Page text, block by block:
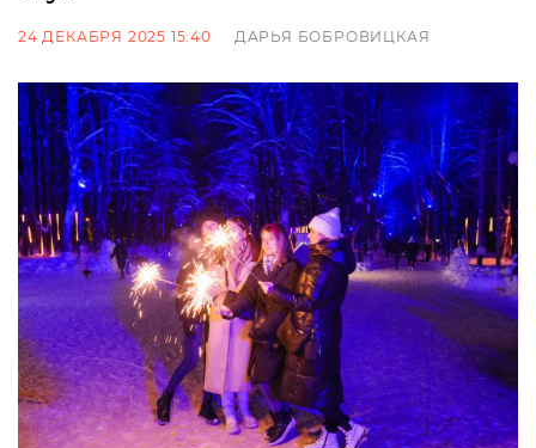
24 ДЕКАБРЯ 2025 15:40 ДАРЬЯ БОБРОВИЦКАЯ